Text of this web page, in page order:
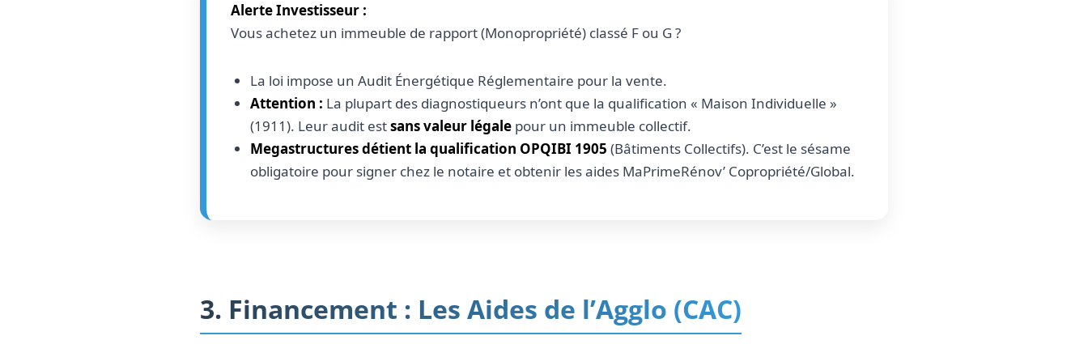
Alerte Investisseur :
Vous achetez un immeuble de rapport (Monopropriété) classé F ou G ?
La loi impose un Audit Énergétique Réglementaire pour la vente.
Attention : La plupart des diagnostiqueurs n’ont que la qualification « Maison Individuelle »
(1911). Leur audit estsans valeur légale pour un immeuble collectif.
Megastructures détient la qualification OPQIBI 1905 (Bâtiments Collectifs). C’est le sésame
obligatoire pour signer chez le notaire et obtenir les aides MaPrimeRénov’ Copropriété/Global.
3. Financement : Les Aides de l’Agglo (CAC)